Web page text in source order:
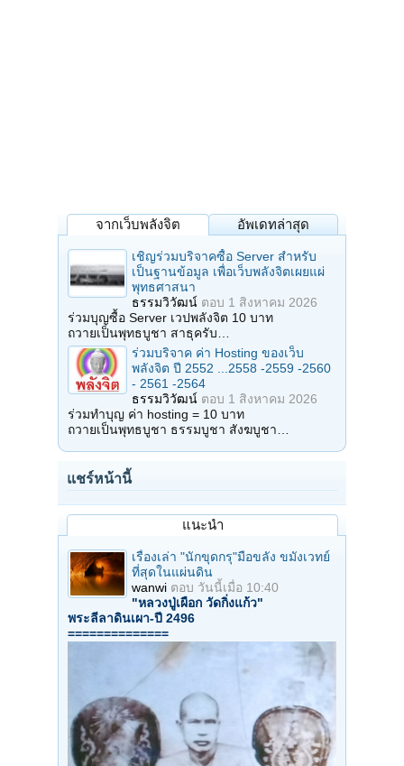
จากเว็บพลังจิต อัพเดทล่าสุด
เชิญร่วมบริจาคซื้อ Server สำหรับ
เป็นฐานข้อมูล เพื่อเว็บพลังจิตเผยแผ่
พุทธศาสนา
ธรรมวิวัฒน์ ตอบ 1 สิงหาคม 2026
ร่วมบุญซื้อ Server เวปพลังจิต 10 บาท
ถวายเป็นพุทธบูชา สาธุครับ…
ร่วมบริจาค ค่า Hosting ของเว็บ
พลังจิต ปี 2552 ...2558 -2559 -2560
- 2561 -2564
ธรรมวิวัฒน์ ตอบ 1 สิงหาคม 2026
ร่วมทำบุญ ค่า hosting = 10 บาท
ถวายเป็นพุทธบูชา ธรรมบูชา สังฆบูชา…
แชร์หน้านี้
แนะนำ
เรื่องเล่า "นักขุดกรุ"มือขลัง ขมังเวทย์
ที่สุดในแผ่นดิน
wanwi ตอบ วันนี้เมื่อ 10:40
"หลวงปู่เผือก วัดกิ่งแก้ว"
พระลีลาดินเผา-ปี 2496
==============